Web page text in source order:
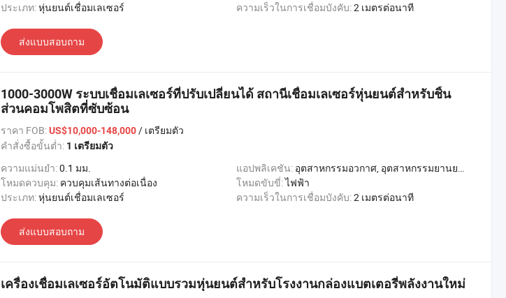
ประเภท:หุ่นยนต์เชื่อมเลเซอร์ ความเร็วในการเชื่อมบังคับ:2 เมตรต่อนาที
ส่งแบบสอบถาม
1000-3000W ระบบเชื่อมเลเซอร์ที่ปรับเปลี่ยนได้ สถานีเชื่อมเลเซอร์หุ่นยนต์สำหรับชิ้น
ส่วนคอมโพสิตที่ซับซ้อน
ราคา FOB:US$10,000-148,000/ เตรียมตัว
คำสั่งซื้อขั้นต่ำ: 1 เตรียมตัว
ความแม่นยำ:0.1 มม. แอปพลิเคชัน: อุตสาหกรรมอวกาศ, อุตสาหกรรมยานยนต์, อุตสาหกรรมก่อสร้าง, อุตสาหกรรมการผลิตโลหะ, อุตสาหกรรมการผลิตเรือ
โหมดควบคุม: ควบคุมเส้นทางต่อเนื่อง โหมดขับขี่:ไฟฟ้า
ประเภท:หุ่นยนต์เชื่อมเลเซอร์ ความเร็วในการเชื่อมบังคับ:2 เมตรต่อนาที
ส่งแบบสอบถาม
เครื่องเชื่อมเลเซอร์อัตโนมัติแบบรวมหุ่นยนต์สำหรับโรงงานกล่องแบตเตอรี่พลังงานใหม่